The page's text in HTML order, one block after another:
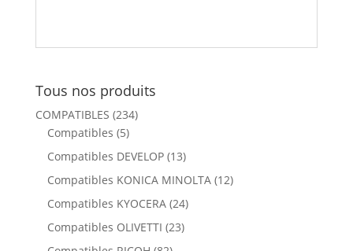
Tous nos produits
COMPATIBLES (234)
Compatibles (5)
Compatibles DEVELOP (13)
Compatibles KONICA MINOLTA (12)
Compatibles KYOCERA (24)
Compatibles OLIVETTI (23)